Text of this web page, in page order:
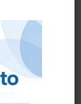
g in 5 L di